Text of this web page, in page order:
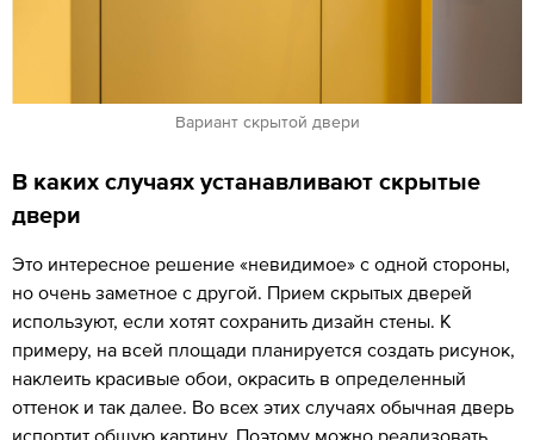
Вариант скрытой двери
В каких случаях устанавливают скрытые
двери
Это интересное решение «невидимое» с одной стороны,
но очень заметное с другой. Прием скрытых дверей
используют, если хотят сохранить дизайн стены. К
примеру, на всей площади планируется создать рисунок,
наклеить красивые обои, окрасить в определенный
оттенок и так далее. Во всех этих случаях обычная дверь
испортит общую картину. Поэтому можно реализовать